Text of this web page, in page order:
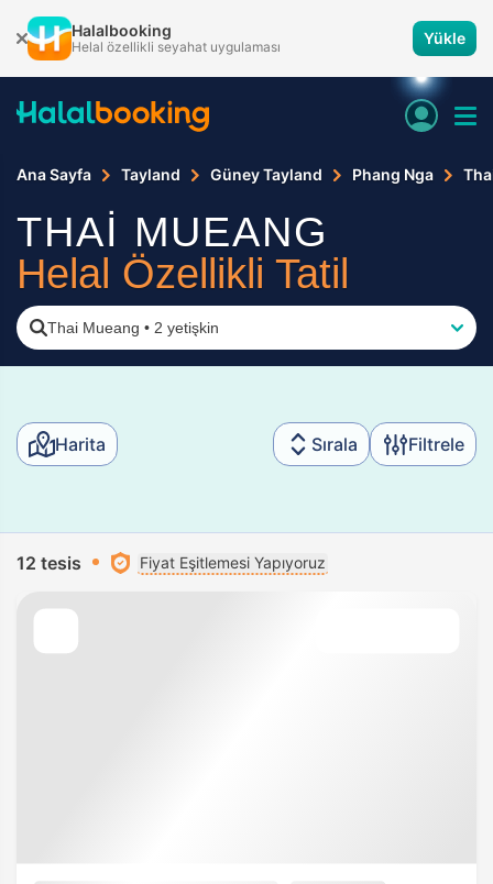
Halalbooking
Helal özellikli seyahat uygulaması Yükle
Ana Sayfa Tayland Güney Tayland Phang Nga
THAİ MUEANG
Helal Özellikli Tatil
Thai Mueang • 2 yetişkin
Harita Sırala Filtrele
12 tesis Fiyat Eşitlemesi Yapıyoruz